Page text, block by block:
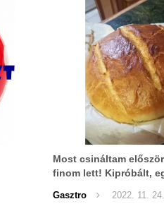
Most csináltam
finom lett! Kipróbált,
Gasztro 2022. 11. 24.